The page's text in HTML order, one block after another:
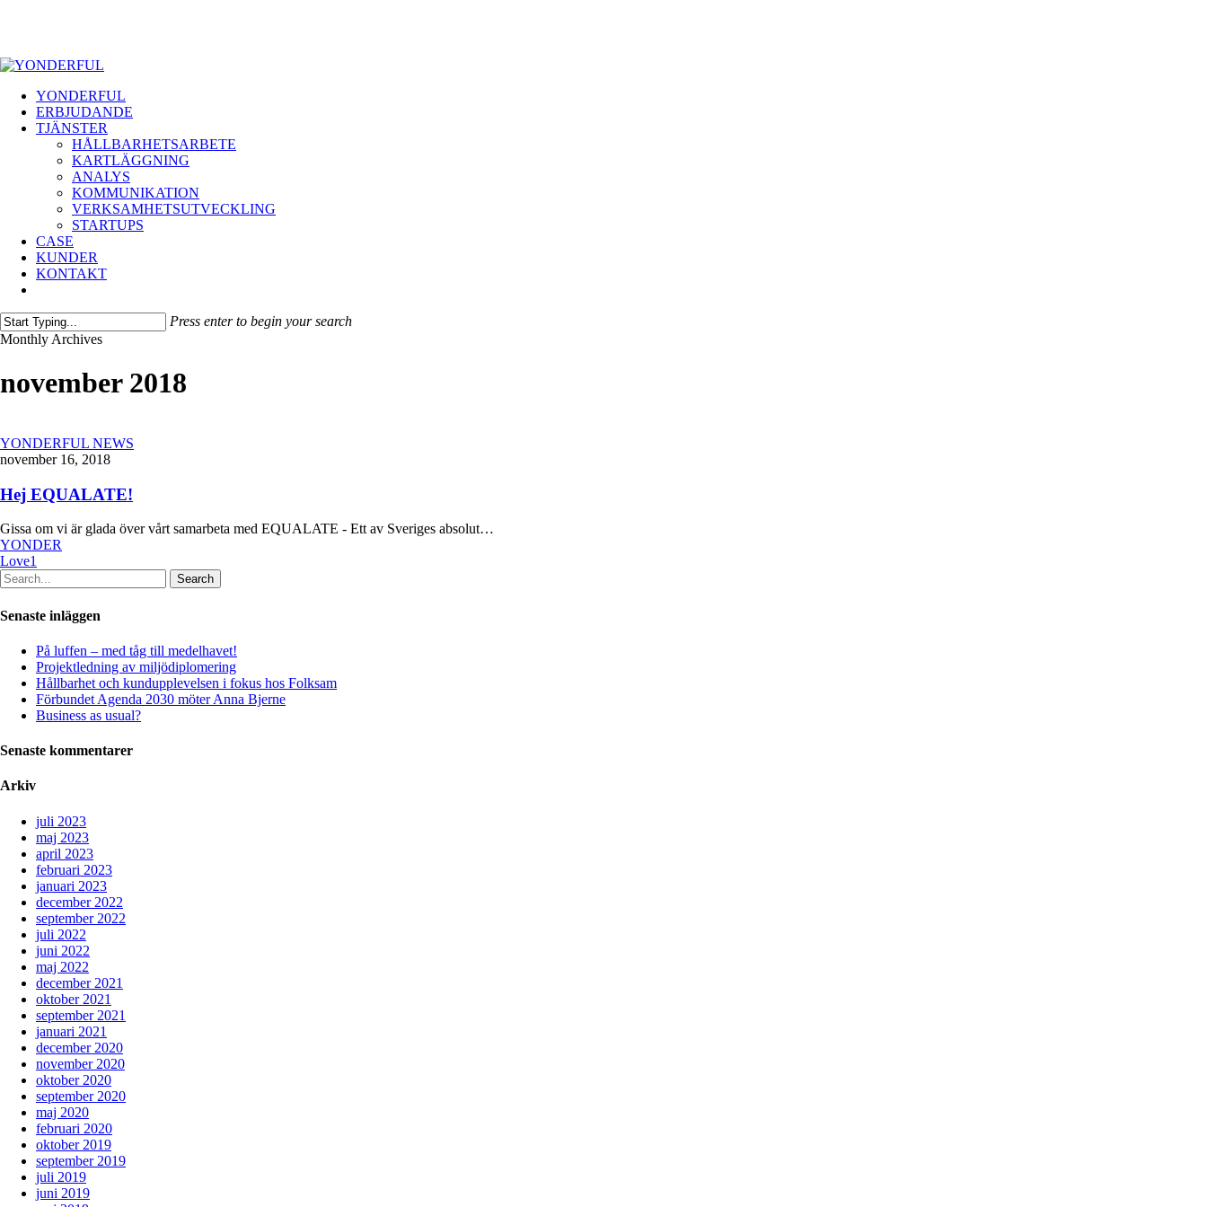
content
Menu
YONDERFUL
ERBJUDANDE
TJÄNSTER
HÅLLBARHETSARBETE
KARTLÄGGNING
ANALYS
KOMMUNIKATION
VERKSAMHETSUTVECKLING
STARTUPS
CASE
KUNDER
KONTAKT
Press enter to begin your search
Close
Monthly Archives
november 2018
YONDERFUL NEWS
november 16, 2018
Hej EQUALATE!
Gissa om vi är glada över vårt samarbeta med EQUALATE - Ett av Sveriges absolut…
YONDER
Love1
Search
Senaste inläggen
På luffen – med tåg till medelhavet!
Projektledning av miljödiplomering
Hållbarhet och kundupplevelsen i fokus hos Folksam
Förbundet Agenda 2030 möter Anna Bjerne
Business as usual?
Senaste kommentarer
Arkiv
juli 2023
maj 2023
april 2023
februari 2023
januari 2023
december 2022
september 2022
juli 2022
juni 2022
maj 2022
december 2021
oktober 2021
september 2021
januari 2021
december 2020
november 2020
oktober 2020
september 2020
maj 2020
februari 2020
oktober 2019
september 2019
juli 2019
juni 2019